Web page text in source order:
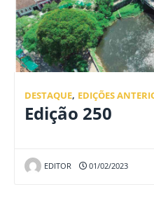
DESTAQUE, EDIÇÕES
Edição 250
EDITOR 01/02/2023